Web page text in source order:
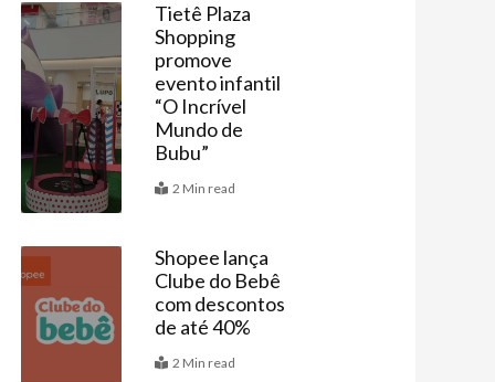
Tietê Plaza
Shopping
promove
evento infantil
“O Incrível
Mundo de
Bubu”
2 Min read
Shopee lança
Clube do Bebê
com descontos
de até 40%
2 Min read